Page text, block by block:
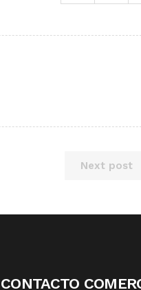
Next post
CONTACTO